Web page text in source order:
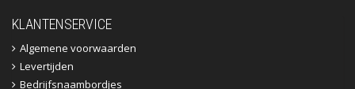
KLANTENSERVICE
Algemene voorwaarden
Levertijden
Bedrijfsnaambordjes